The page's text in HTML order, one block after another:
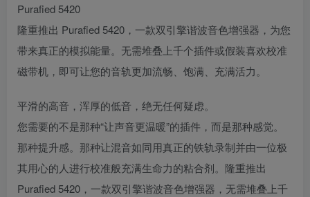
Purafied 5420
隆重推出 Purafied 5420，一款双引擎谐波音色增强器，为您
带来真正的模拟能量。无需堆叠上千个插件或假装喜欢校准
磁带机，即可让您的音轨更加流畅、饱满、充满活力。
平滑的高音，浑厚的低音，绝无任何疑虑。
您需要的不是那种“让声音更温暖”的插件，而是那种感觉。
那种提升感。那种让混音如同用真正的铁轨录制并由一位极
其用心的人进行校准般充满生命力的粘合剂。隆重推出
Purafied 5420，一款双引擎谐波音色增强器，无需堆叠上千